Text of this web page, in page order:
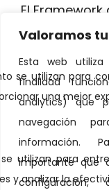
Valoramos
Esta web
finalidad
analytics) que
navegación
información.
importante que
El
la Analítica
Cómo Crear
Que Te Haga
(Framework
Ruta
Datos en